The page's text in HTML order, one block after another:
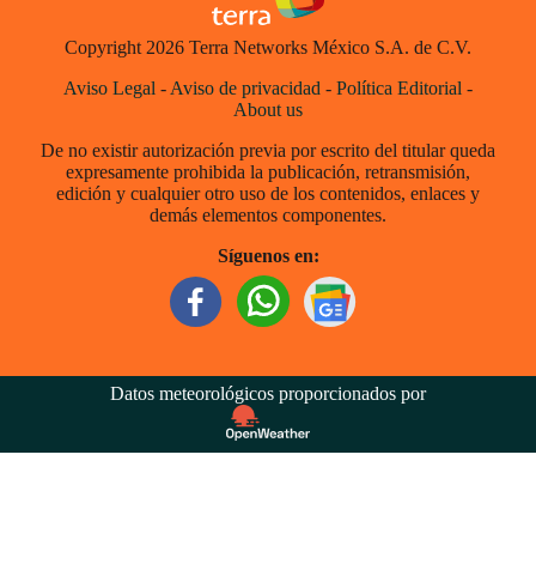
Copyright 2026 Terra Networks México S.A. de C.V.
Aviso Legal - Aviso de privacidad - Política Editorial -
About us
De no existir autorización previa por escrito del titular queda
expresamente prohibida la publicación, retransmisión,
edición y cualquier otro uso de los contenidos, enlaces y
demás elementos componentes.
Síguenos en:
Datos meteorológicos proporcionados por